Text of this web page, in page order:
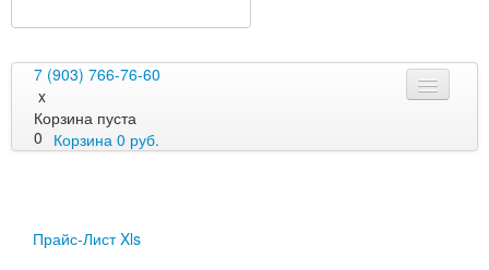
7 (903) 766-76-60
x
Корзина пуста
0 Корзина 0 руб.
Перезарядка ОП
Прайс-Лист Xls